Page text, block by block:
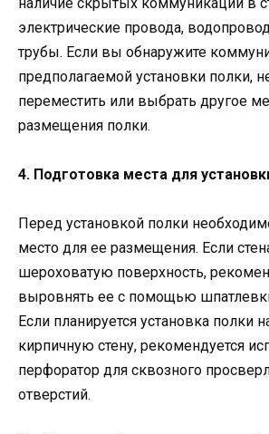
электрические провода,
трубы. Если вы обнаружите
предполагаемой установки полки,
переместить или выбрать другое
размещения полки.
4. Подготовка места для
Перед установкой полки
место для ее размещения. Если
шероховатую поверхность,
выровнять ее с помощью
Если планируется установка полки
кирпичную стену, рекомендуется
перфоратор для сквозного
отверстий.